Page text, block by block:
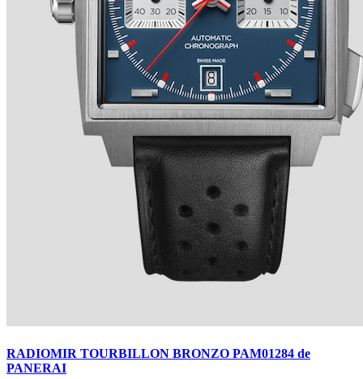
TRADITION SECONDE RÉTROGRADE 7037 de
RADIOMIR TOURBILLON BRONZO PAM01284 de
PANERAI